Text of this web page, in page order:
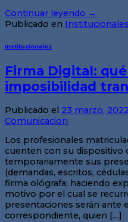
Continuar leyendo →
Publicado en Institucionales
Institucionales
Firma Digital:
imposibilidad
Publicado el 23 marzo, 2022
Comunicacion
Los profesionales
cuenten con su dispositivo
temporariamente sus
(demandas, escritos,
firma ológrafa; haciendo
motivo por el cual se
presentaciones serán ante
correspondiente, quien […]